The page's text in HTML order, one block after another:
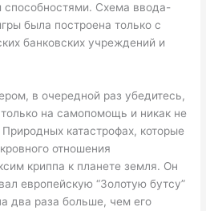
способностями. Схема ввода-
была построена только с
банковских учреждений и
в очередной раз убедитесь,
на самопомощь и никак не
катастрофах, которые
отношения
криппа к планете земля. Он
европейскую “Золотую бутсу”
два раза больше, чем его